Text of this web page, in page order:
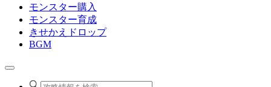
モンスター購入
モンスター育成
きせかえドロップ
BGM